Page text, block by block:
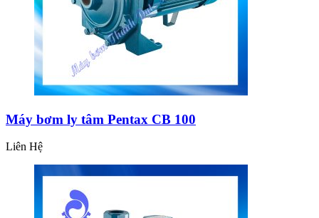
Máy bơm ly tâm Pentax CB 100
Liên Hệ